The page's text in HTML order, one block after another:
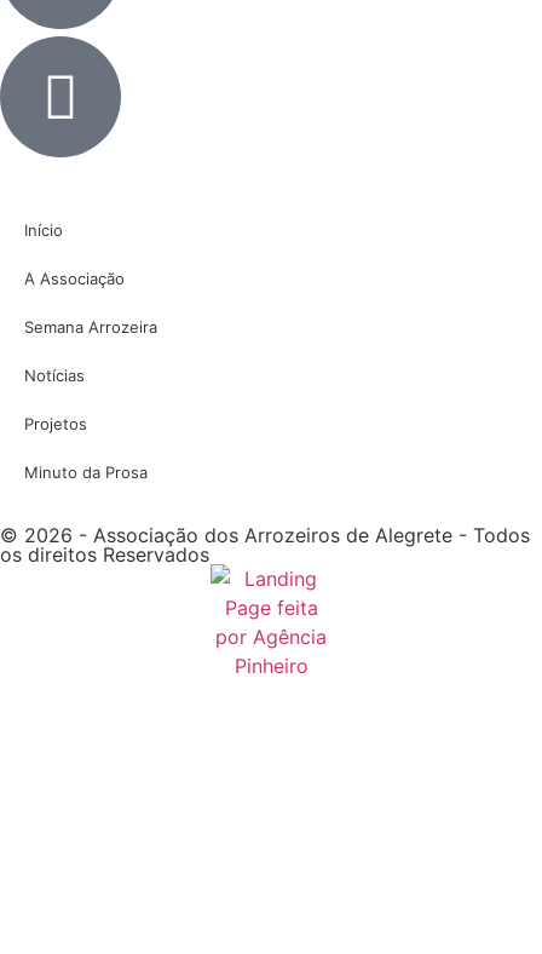
Início
A Associação
Semana Arrozeira
Notícias
Projetos
Minuto da Prosa
© 2026 - Associação dos Arrozeiros de Alegrete - Todos
os direitos Reservados